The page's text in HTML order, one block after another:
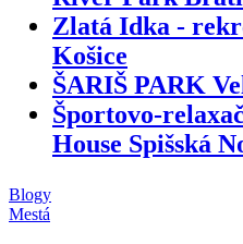
Zlatá Idka -
Košice
ŠARIŠ PARK
Športovo-
House Spišská
Blogy
Mestá